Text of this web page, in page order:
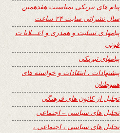
پیام های تبریکی بمناسبت هفدهمین
سال نشراتی سایت ۲۴ ساعت
پیامها ی تسلیت و همدری و اعـــلانا ت
فوتی
پیامهای تبریکی
پیشنهادات ، انتقادات و خواسته های
هموطنان
تجلیل از کانون های فرهنگی
تحلیل های سیاسی – اجتماعی
تحلیل های سیاسی ، اجتماعی ،